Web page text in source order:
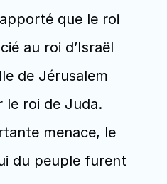
que le roi
au roi d’Israël
de Jérusalem
le roi de Juda.
menace, le
du peuple furent